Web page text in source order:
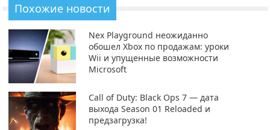
Похожие новости
Nex Playground неожиданно
обошел Xbox по продажам: уроки
Wii и упущенные возможности
Microsoft
Call of Duty: Black Ops 7 — дата
выхода Season 01 Reloaded и
предзагрузка!